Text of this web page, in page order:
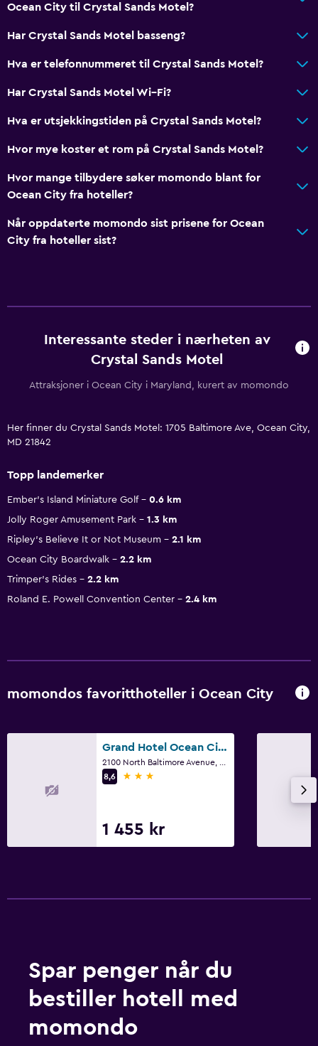
Ocean City til Crystal Sands Motel?
Har Crystal Sands Motel basseng?
Hva er telefonnummeret til Crystal Sands Motel?
Har Crystal Sands Motel Wi–Fi?
Hva er utsjekkingstiden på Crystal Sands Motel?
Hvor mye koster et rom på Crystal Sands Motel?
Hvor mange tilbydere søker momondo blant for
Ocean City fra hoteller?
Når oppdaterte momondo sist prisene for Ocean
City fra hoteller sist?
Interessante steder i nærheten av
Crystal Sands Motel
Attraksjoner i Ocean City i Maryland, kurert av momondo
Her finner du Crystal Sands Motel: 1705 Baltimore Ave, Ocean City,
MD 21842
Topp landemerker
Ember's Island Miniature Golf
0.6 km
Jolly Roger Amusement Park
1.3 km
Ripley's Believe It or Not Museum
2.1 km
Ocean City Boardwalk
2.2 km
Trimper's Rides
2.2 km
Roland E. Powell Convention Center
2.4 km
momondos favoritthoteller i Ocean City
Grand Hotel Ocean City Oceanfront
8,6
3 stjerner
1 455 kr
Spar penger når du
bestiller hotell med
momondo